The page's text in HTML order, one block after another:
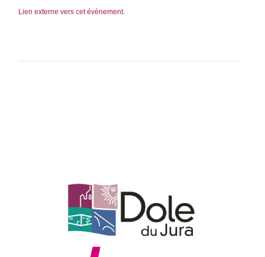
Lien externe vers cet évènement.